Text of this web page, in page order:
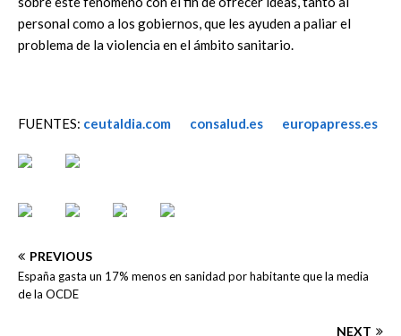
personal como a los gobiernos, que les ayuden a paliar el
problema de la violencia en el ámbito sanitario.
FUENTES: ceutaldia.com consalud.es europapress.es
PREVIOUS
España gasta un 17% menos en sanidad por habitante que la media
de la OCDE
NEXT